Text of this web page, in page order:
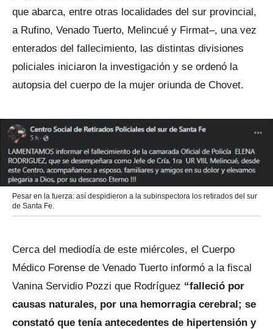
que abarca, entre otras localidades del sur provincial,
a Rufino, Venado Tuerto, Melincué y Firmat–, una vez
enterados del fallecimiento, las distintas divisiones
policiales iniciaron la investigación y se ordenó la
autopsia del cuerpo de la mujer oriunda de Chovet.
Pesar en la fuerza: así despidieron a la subinspectora los retirados del sur
de Santa Fe.
Cerca del mediodía de este miércoles, el Cuerpo
Médico Forense de Venado Tuerto informó a la fiscal
Vanina Servidio Pozzi que Rodríguez “falleció por
causas naturales, por una hemorragia cerebral; se
constató que tenía antecedentes de hipertensión y